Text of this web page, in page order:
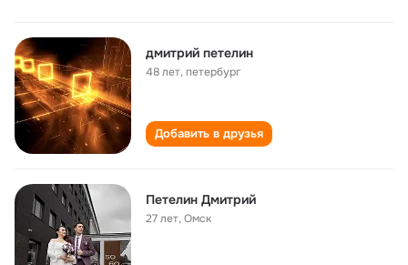
дмитрий петелин
48 лет,петербург
Добавить в друзья
Петелин Дмитрий
27 лет,Омск